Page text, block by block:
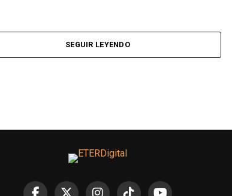
SEGUIR LEYENDO